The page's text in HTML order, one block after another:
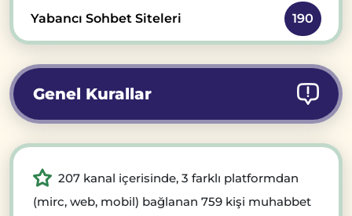
Yabancı Sohbet Siteleri 190
Genel Kurallar
207 kanal içerisinde, 3 farklı platformdan
(mirc, web, mobil) bağlanan 759 kişi muhabbet